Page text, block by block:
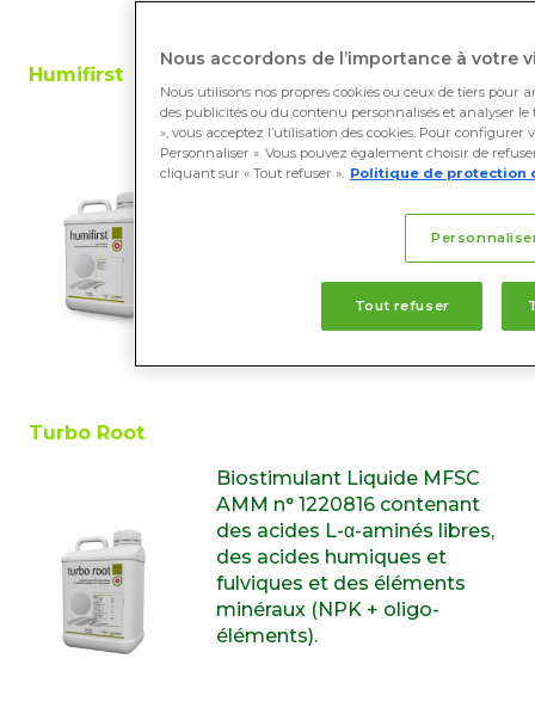
Humifirst
Engrais Liquide CE
contenant une forte
concentration de
Turbo Root
Biostimulant Liquide MFSC
AMM n° 1220816 contenant
des acides L-α-aminés libres,
des acides humiques et
fulviques et des éléments
minéraux (NPK + oligo-
éléments).
Nous accordons de l’importance à votre
Nous utilisons nos propres cookies ou ceux de tiers pour
des publicités ou du contenu personnalisés et analyser
», vous acceptez l’utilisation des cookies. Pour configurer
Personnaliser ». Vous pouvez également choisir de
cliquant sur « Tout refuser ». Politique de protection
Tout refuser